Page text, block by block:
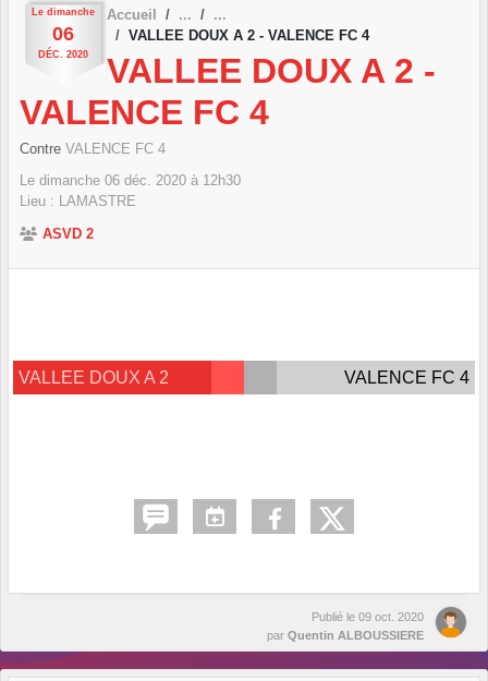
Le dimanche
06
DÉC. 2020
Accueil
VALLEE DOUX A 2 - VALENCE FC 4
VALLEE DOUX A 2 -
VALENCE FC 4
Contre VALENCE FC 4
Le dimanche 06 déc. 2020 à 12h30
Lieu : LAMASTRE
ASVD 2
VALLEE DOUX A 2 VALENCE FC 4
Publié le 09 oct. 2020
par Quentin ALBOUSSIERE